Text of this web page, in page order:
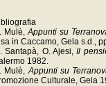
Mulè,Appunti su
in Caccamo, Gela s.d.,
Santapà, O. Ajesi,Il
1982.
Mulè,Appunti su
Culturale, Gela